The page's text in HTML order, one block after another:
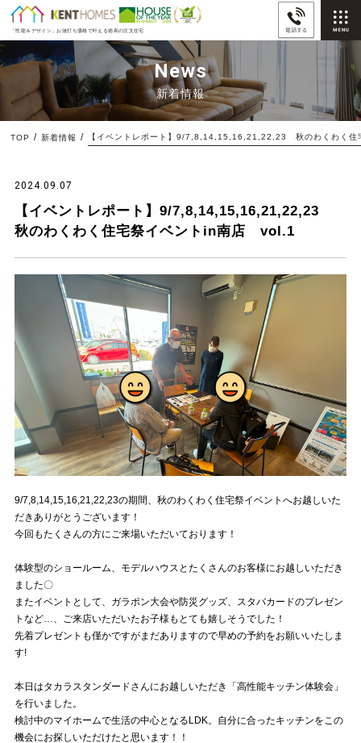
「性能＆デザイン」 お値打ち価格で叶える徳島の注文住宅
新着情報
News
TOP 新着情報
2024.09.07
【イベントレポート】9/7,8,14,15,16,21,22,23
秋のわくわく住宅祭イベントin南店 vol.1
9/7,8,14,15,16,21,22,23の期間、秋のわくわく住宅祭イベントへお越しいた
だきありがとうございます！
今回もたくさんの方にご来場いただいております！
体験型のショールーム、モデルハウスとたくさんのお客様にお越しいただき
ました〇
またイベントとして、ガラポン大会や防災グッズ、スタバカードのプレゼン
トなど…、ご来店いただいたお子様もとても嬉しそうでした！
先着プレゼントも僅かですがまだありますので早めの予約をお願いいたしま
す!
本日はタカラスタンダードさんにお越しいただき「高性能キッチン体験会」
を行いました。
検討中のマイホームで生活の中心となるLDK。自分に合ったキッチンをこの
機会にお探しいただけたと思います！！